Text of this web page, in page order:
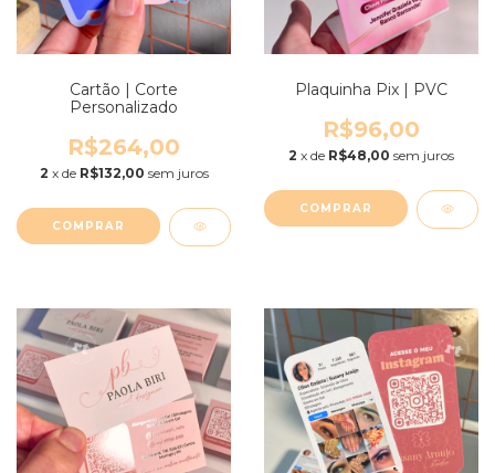
Cartão | Corte
Personalizado
R$264,00
2 x de R$132,00 sem juros
COMPRAR
Plaquinha Pix | PVC
R$96,00
2 x de R$48,00 sem juros
COMPRAR